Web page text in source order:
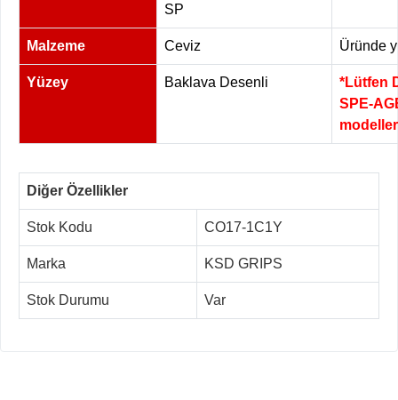
SP
Malzeme Ceviz Üründe
Yüzey Baklava Desenli
*Lütfen
SPE-
Diğer Özellikler
Stok Kodu CO17-1C1Y
Marka KSD GRIPS
Stok Durumu Var